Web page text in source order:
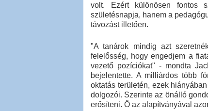
volt. Ezért különösen fontos
születésnapja, hanem a
távozást illetően.
"A tanárok mindig azt
felelősség, hogy engedjem a
vezető pozíciókat" - mondta
bejelentette. A milliárdos több
oktatás területén, ezek
dolgozói. Szerinte az önálló
erősíteni. Ő az alapítványával